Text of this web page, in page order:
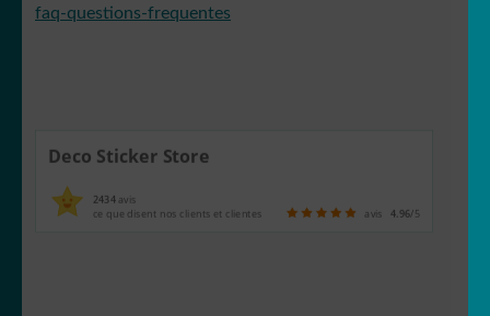
faq-questions-frequentes
Deco Sticker Store
2434avis
ce que disent nos clients et clientes avis 4.96/5